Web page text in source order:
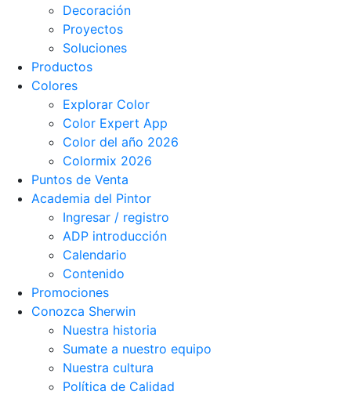
Decoración
Proyectos
Soluciones
Productos
Colores
Explorar Color
Color Expert App
Color del año 2026
Colormix 2026
Puntos de Venta
Academia del Pintor
Ingresar / registro
ADP introducción
Calendario
Contenido
Promociones
Conozca Sherwin
Nuestra historia
Sumate a nuestro equipo
Nuestra cultura
Política de Calidad